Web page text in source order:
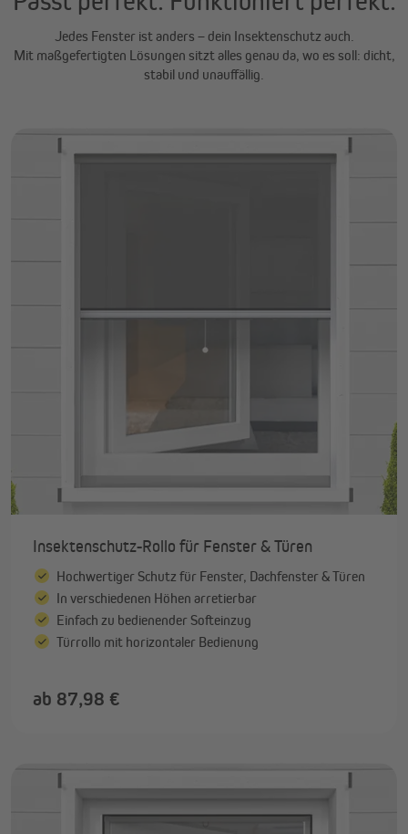
Jedes Fenster ist anders – dein Insektenschutz auch.
Mit maßgefertigten Lösungen sitzt alles genau da, wo es soll: dicht,
stabil und unauffällig.
Insektenschutz-Rollo für Fenster & Türen
Hochwertiger Schutz für Fenster, Dachfenster & Türen
In verschiedenen Höhen arretierbar
Einfach zu bedienender Softeinzug
Türrollo mit horizontaler Bedienung
ab 87,98 €